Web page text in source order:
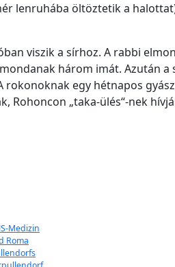
lenruhába öltöztetik a
viszik a sírhoz. A rabbi
három imát. Azután
rokonoknak egy hétnapos
Rohoncon „taka-ülés“-nek
Medizin
Roma